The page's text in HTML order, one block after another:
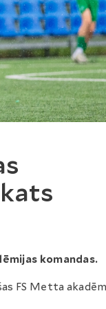
komandas.
FS Metta